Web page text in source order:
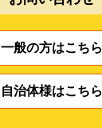
一般の方はこちら
自治体様はこちら